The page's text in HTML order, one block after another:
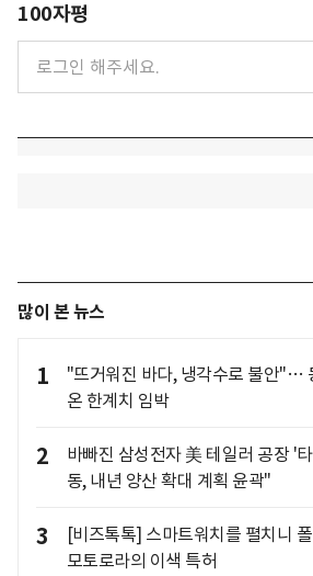
100자평
많이 본 뉴스
1
"뜨거워진 바다, 냉각수로 불안"…
온 한계치 임박
2
바빠진 삼성전자 美 테일러 공장 '
동, 내년 양산 확대 계획 윤곽"
3
[비즈톡톡] 스마트워치를 펼치니
모토로라의 이색 특허